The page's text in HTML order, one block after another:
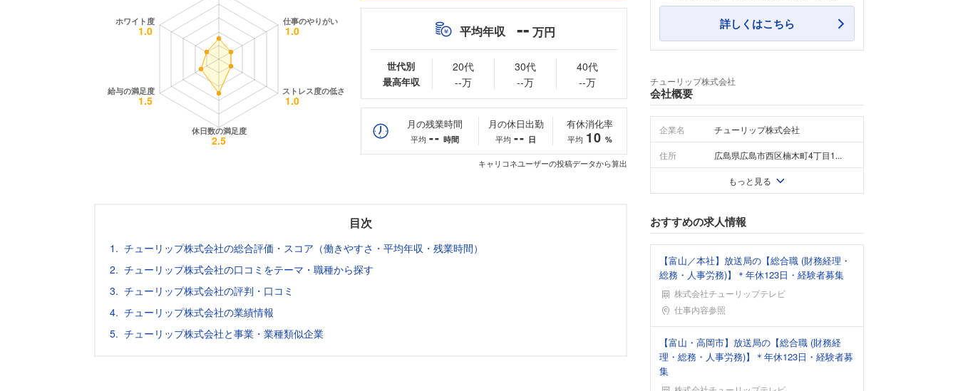
平均年収 -- 万円
世代別
最高年収
20代
--万
30代
--万
40代
--万
月の残業時間
平均 -- 時間
月の休日出勤
平均 -- 日
有休消化率
平均 10 %
キャリコネユーザーの投稿データから算出
目次
チューリップ株式会社の総合評価・スコア（働きやすさ・平均年収・残業時間）
チューリップ株式会社の口コミをテーマ・職種から探す
チューリップ株式会社の評判・口コミ
チューリップ株式会社の業績情報
チューリップ株式会社と事業・業種類似企業
詳しくはこちら
チューリップ株式会社
会社概要
企業名 チューリップ株式会社
住所 広島県広島市西区楠木町4丁目1...
もっと見る
おすすめの求人情報
【富山／本社】放送局の【総合職 (財務経理・
総務・人事労務)】＊年休123日・経験者募集
株式会社チューリップテレビ
勤務地仕事内容参照
【富山・高岡市】放送局の【総合職 (財務経
理・総務・人事労務)】＊年休123日・経験者募
集